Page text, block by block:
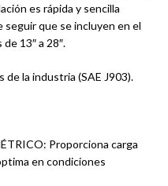
es rápida y sencilla
seguir que se incluyen en el
13″ a 28″.
de la industria (SAE J903).
Proporciona carga
en condiciones